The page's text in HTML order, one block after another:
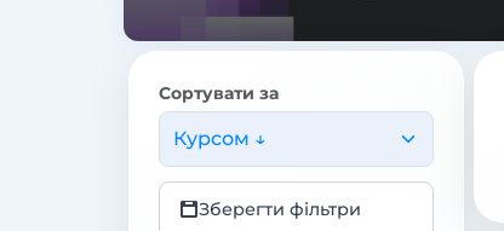
Сортувати за
Курсом ↓
Зберегти фільтри